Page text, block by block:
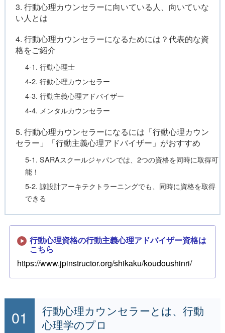
3. 行動心理カウンセラーに向いている人、向いていな
い人とは
4. 行動心理カウンセラーになるためには？代表的な資
格をご紹介
4-1. 行動心理士
4-2. 行動心理カウンセラー
4-3. 行動主義心理アドバイザー
4-4. メンタルカウンセラー
5. 行動心理カウンセラーになるには「行動心理カウン
セラー」「行動主義心理アドバイザー」がおすすめ
5-1. SARAスクールジャパンでは、2つの資格を同時に取得可
能！
5-2. 諒設計アーキテクトラーニングでも、同時に資格を取得
できる
行動心理資格の行動主義心理アドバイザー資格は
こちら
https://www.jpinstructor.org/shikaku/koudoushinri/
行動心理カウンセラーとは、行動
心理学のプロ